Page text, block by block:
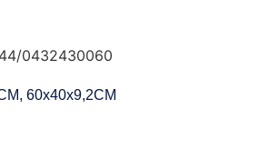
0432430060
60x40x9,2CM